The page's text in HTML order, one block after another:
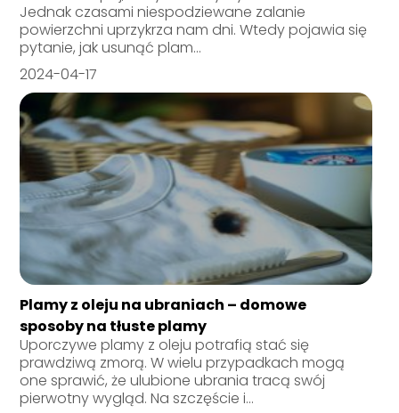
Jednak czasami niespodziewane zalanie
powierzchni uprzykrza nam dni. Wtedy pojawia się
pytanie, jak usunąć plam...
2024-04-17
Plamy z oleju na ubraniach – domowe
sposoby na tłuste plamy
Uporczywe plamy z oleju potrafią stać się
prawdziwą zmorą. W wielu przypadkach mogą
one sprawić, że ulubione ubrania tracą swój
pierwotny wygląd. Na szczęście i...